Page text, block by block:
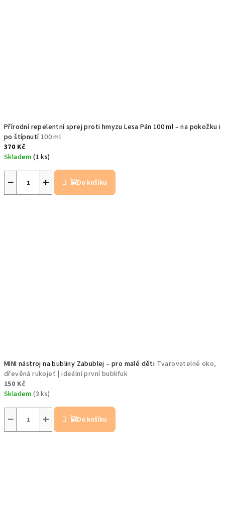
Přírodní repelentní sprej proti hmyzu Lesa Pán 100 ml – na pokožku i
po štípnutí 100 ml
370 Kč
Skladem(1 ks)
+
− Do košíku
MINI nástroj na bubliny Zabublej – pro malé děti Tvarovatelné oko,
dřevěná rukojeť | ideální první bublifuk
150 Kč
Skladem(3 ks)
+
− Do košíku